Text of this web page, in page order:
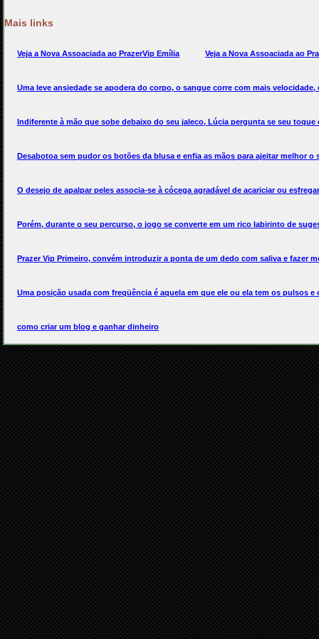
Mais links
Veja a Nova Assoaciada ao PrazerVip Emília Veja a Nova Assoaciada ao
Uma leve ansiedade se apodera do corpo, o sangue corre com mais
Indiferente à mão que sobe debaixo do seu jaleco, Lúcia pergunta se seu toque
Desabotoa sem pudor os botões da blusa e enfia as mãos para ajeitar melhor o
O desejo de apalpar peles associa-se à cócega agradável de acariciar ou
Porém, durante o seu percurso, o jogo se converte em um rico labirinto de
Prazer Vip Primeiro, convém introduzir a ponta de um dedo com saliva e fazer
Uma posição usada com freqüência é aquela em que ele ou ela tem os pulsos
como criar um blog e ganhar dinheiro